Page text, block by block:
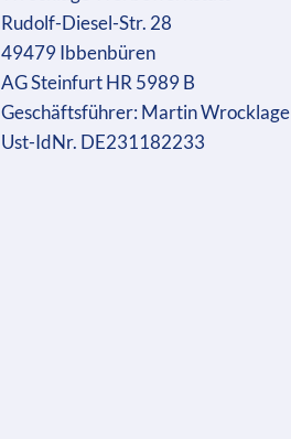
Rudolf-Diesel-Str. 28
49479 Ibbenbüren
AG Steinfurt HR 5989 B
Geschäftsführer: Martin Wrocklage
Ust-IdNr. DE231182233